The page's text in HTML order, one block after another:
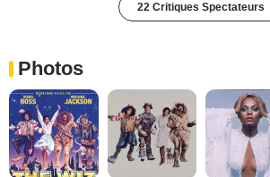
22 Critiques Spectateurs
Photos